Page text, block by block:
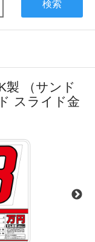
検索
（サンド
スライド金